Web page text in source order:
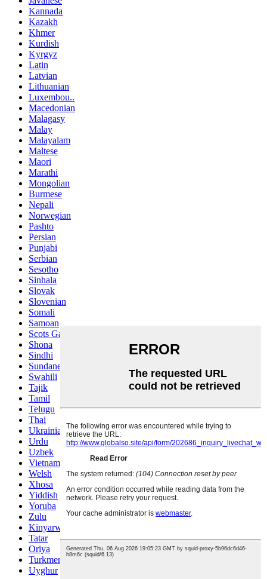
Kannada
Kazakh
Khmer
Kurdish
Kyrgyz
Latin
Latvian
Lithuanian
Luxembou..
Macedonian
Malagasy
Malay
Malayalam
Maltese
Maori
Marathi
Mongolian
Burmese
Nepali
Norwegian
Pashto
Persian
Punjabi
Serbian
Sesotho
Sinhala
Slovak
Slovenian
Somali
Samoan
Scots Gaelic
Shona
Sindhi
Sundanese
Swahili
Tajik
Tamil
Telugu
Thai
Ukrainian
Urdu
Uzbek
Vietnamese
Welsh
Xhosa
Yiddish
Yoruba
Zulu
Kinyarwanda
Tatar
Oriya
Turkmen
Uyghur